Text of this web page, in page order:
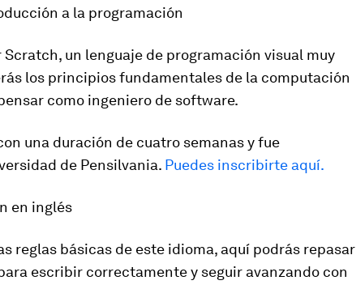
a la programación
un lenguaje de programación visual muy
los principios fundamentales de la computación
como ingeniero de software.
una duración de cuatro semanas y fue
de Pensilvania. Puedes inscribirte aquí.
en inglés
reglas básicas de este idioma, aquí podrás repasar
escribir correctamente y seguir avanzando con